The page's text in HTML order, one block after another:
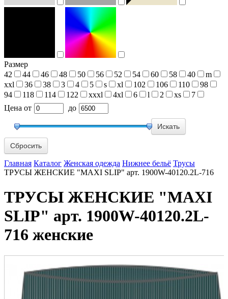
Размер
42
44 46 48 50 56 52 54 60 58 40
m
xxl
36 38 3 4 5 s xl 102 106 110
98
94
118 114 122 xxxl 4xl 6 l 2 xs
7
Цена от до
Сбросить
Главная Каталог Женская одежда Нижнее бельё Трусы
ТРУСЫ ЖЕНСКИЕ "MAXI SLIP" арт. 1900W-40120.2L-716
ТРУСЫ ЖЕНСКИЕ "MAXI
SLIP" арт. 1900W-40120.2L-
716 женские